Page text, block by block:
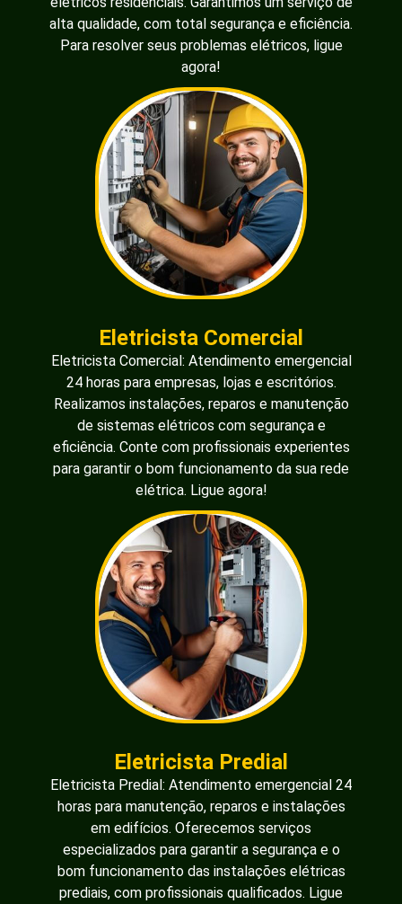
alta qualidade, com total segurança e eficiência.
Para resolver seus problemas elétricos, ligue
agora!
Eletricista Comercial
Eletricista Comercial: Atendimento emergencial
24 horas para empresas, lojas e escritórios.
Realizamos instalações, reparos e manutenção
de sistemas elétricos com segurança e
eficiência. Conte com profissionais experientes
para garantir o bom funcionamento da sua rede
elétrica. Ligue agora!
Eletricista Predial
Eletricista Predial: Atendimento emergencial 24
horas para manutenção, reparos e instalações
em edifícios. Oferecemos serviços
especializados para garantir a segurança e o
bom funcionamento das instalações elétricas
prediais, com profissionais qualificados. Ligue